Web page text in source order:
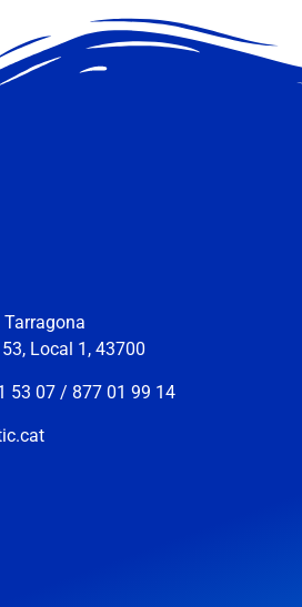
Tarragona
Local 1, 43700
53 07 / 877 01 99 14